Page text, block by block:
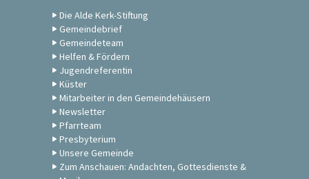
Die Alde Kerk-Stiftung
Gemeindebrief
Gemeindeteam
Helfen & Fördern
Jugendreferentin
Küster
Mitarbeiter in den Gemeindehäusern
Newsletter
Pfarrteam
Presbyterium
Unsere Gemeinde
Zum Anschauen: Andachten, Gottesdienste &